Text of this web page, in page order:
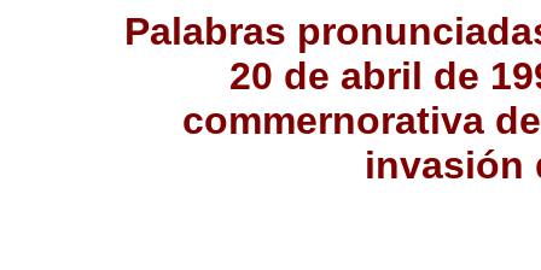
Palabras
20 de abril de
commernorativa
invasión